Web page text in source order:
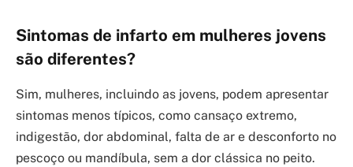
Sintomas de infarto em mulheres jovens
são diferentes?
Sim, mulheres, incluindo as jovens, podem apresentar
sintomas menos típicos, como cansaço extremo,
indigestão, dor abdominal, falta de ar e desconforto no
pescoço ou mandíbula, sem a dor clássica no peito.